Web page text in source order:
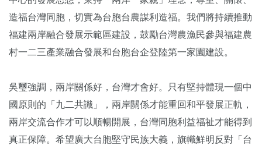
造福台灣同胞，切實為台胞台農謀利造福。我們將持續推動
福建兩岸融合發展示範區建設，鼓勵台灣農漁民參與福建農
村一二三產業融合發展和台胞台企登陸第一家園建設。
吳璽強調，兩岸關係好，台灣才會好。只有堅持體現一個中
國原則的「九二共識」，兩岸關係才能重回和平發展正軌，
兩岸交流合作才可以順暢開展，台灣同胞利益福祉才能得到
真正保障。希望廣大台胞堅守民族大義，旗幟鮮明反對「台